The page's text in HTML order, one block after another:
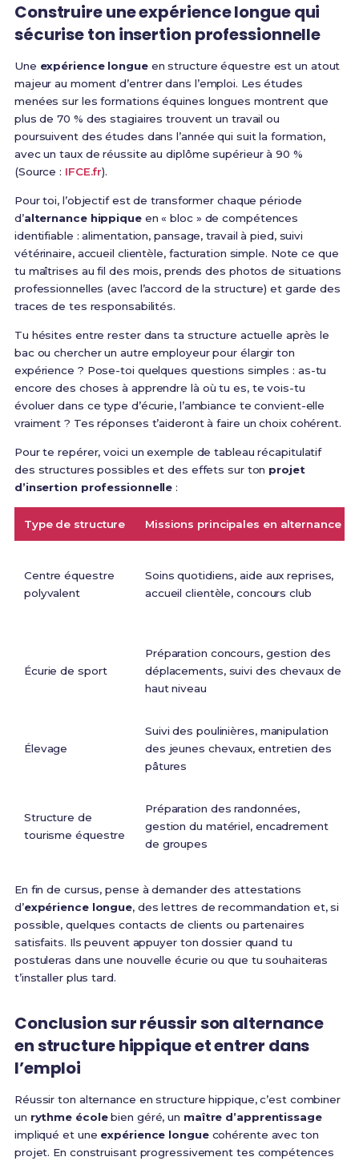
Construire une expérience longue qui
sécurise ton insertion professionnelle
Une expérience longueen structure équestre est un atout
majeur au moment d’entrer dans l’emploi. Les études
menées sur les formations équines longues montrent que
plus de 70 % des stagiaires trouvent un travail ou
poursuivent des études dans l’année qui suit la formation,
avec un taux de réussite au diplôme supérieur à 90 %
(Source : IFCE.fr).
Pour toi, l’objectif est de transformer chaque période
d’alternance hippiqueen « bloc » de compétences
identifiable : alimentation, pansage, travail à pied, suivi
vétérinaire, accueil clientèle, facturation simple. Note ce que
tu maîtrises au fil des mois, prends des photos de situations
professionnelles (avec l’accord de la structure) et garde des
traces de tes responsabilités.
Tu hésites entre rester dans ta structure actuelle après le
bac ou chercher un autre employeur pour élargir ton
expérience ? Pose-toi quelques questions simples : as-tu
encore des choses à apprendre là où tu es, te vois-tu
évoluer dans ce type d’écurie, l’ambiance te convient-elle
vraiment ? Tes réponses t’aideront à faire un choix cohérent.
Pour te repérer, voici un exemple de tableau récapitulatif
des structures possibles et des effets sur ton projet
d’insertion professionnelle :
Type de structure Missions principales en alternance
Centre équestre
polyvalent
Soins quotidiens, aide aux reprises,
accueil clientèle, concours club
Écurie de sport
Préparation concours, gestion des
déplacements, suivi des chevaux de
haut niveau
Élevage
Suivi des poulinières, manipulation
des jeunes chevaux, entretien des
pâtures
Structure de
tourisme équestre
Préparation des randonnées,
gestion du matériel, encadrement
de groupes
En fin de cursus, pense à demander des attestations
d’expérience longue, des lettres de recommandation et, si
possible, quelques contacts de clients ou partenaires
satisfaits. Ils peuvent appuyer ton dossier quand tu
postuleras dans une nouvelle écurie ou que tu souhaiteras
t’installer plus tard.
Conclusion sur réussir son alternance
en structure hippique et entrer dans
l’emploi
Réussir ton alternance en structure hippique, c’est combiner
un rythme écolebien géré, un maître d’apprentissage
impliqué et une expérience longuecohérente avec ton
projet. En construisant progressivement tes compétences